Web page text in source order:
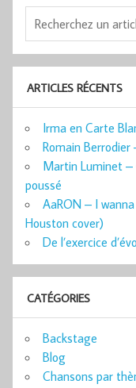
ARTICLES RÉCENTS
Irma en Carte
Romain Berrodier
Martin Luminet
poussé
AaRON – I
Houston cover)
De l’exercice
CATÉGORIES
Backstage
Blog
Chansons par